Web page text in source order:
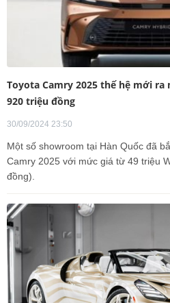
Toyota Camry 2025 thế hệ mới
920 triệu đồng
30/09/2024 23:50
Một số showroom tại Hàn Quốc đã
Camry 2025 với mức giá từ 49 triệu
đồng).